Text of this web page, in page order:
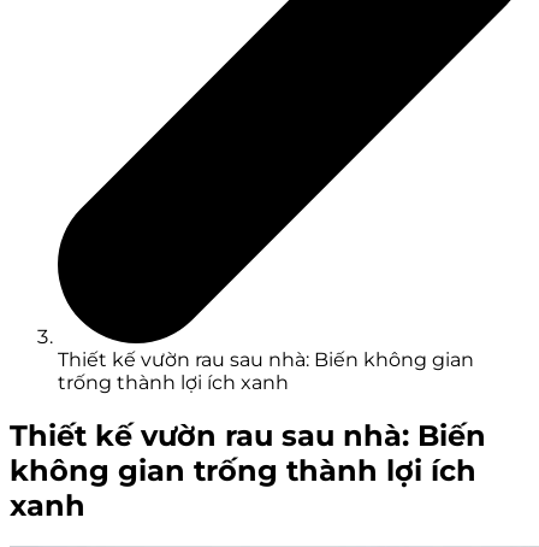
Thiết kế vườn rau sau nhà: Biến không gian
trống thành lợi ích xanh
Thiết kế vườn rau sau nhà: Biến
không gian trống thành lợi ích
xanh